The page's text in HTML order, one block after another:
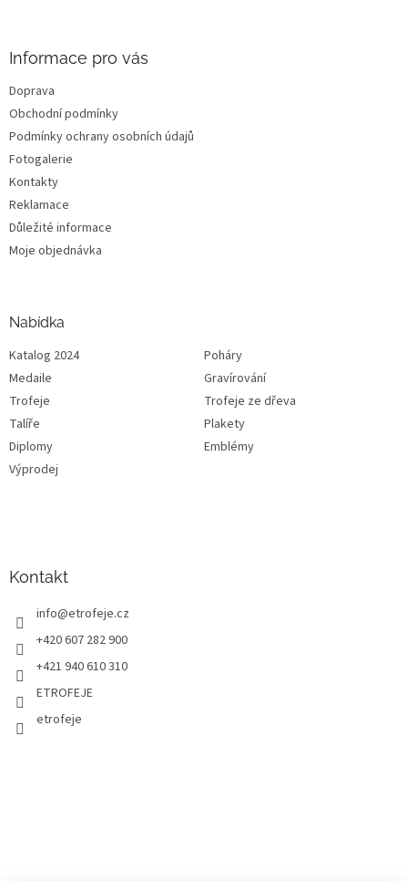
Informace pro vás
Doprava
Obchodní podmínky
Podmínky ochrany osobních údajů
Fotogalerie
Kontakty
Reklamace
Důležité informace
Moje objednávka
Nabídka
Katalog 2024
Poháry
Medaile
Gravírování
Trofeje
Trofeje ze dřeva
Talíře
Plakety
Diplomy
Emblémy
Výprodej
Kontakt
info@etrofeje.cz
+420 607 282 900
+421 940 610 310
ETROFEJE
etrofeje